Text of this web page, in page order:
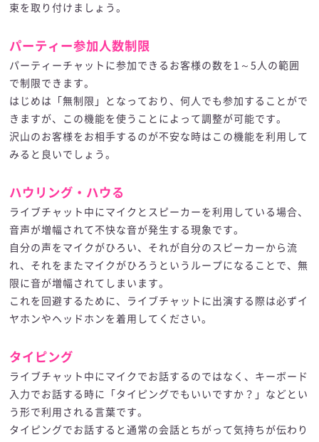
束を取り付けましょう。
パーティー参加人数制限
パーティーチャットに参加できるお客様の数を1～5人の範囲
で制限できます。
はじめは「無制限」となっており、何人でも参加することがで
きますが、この機能を使うことによって調整が可能です。
沢山のお客様をお相手するのが不安な時はこの機能を利用して
みると良いでしょう。
ハウリング・ハウる
ライブチャット中にマイクとスピーカーを利用している場合、
音声が増幅されて不快な音が発生する現象です。
自分の声をマイクがひろい、それが自分のスピーカーから流
れ、それをまたマイクがひろうというループになることで、無
限に音が増幅されてしまいます。
これを回避するために、ライブチャットに出演する際は必ずイ
ヤホンやヘッドホンを着用してください。
タイピング
ライブチャット中にマイクでお話するのではなく、キーボード
入力でお話する時に「タイピングでもいいですか？」などとい
う形で利用される言葉です。
タイピングでお話すると通常の会話とちがって気持ちが伝わり